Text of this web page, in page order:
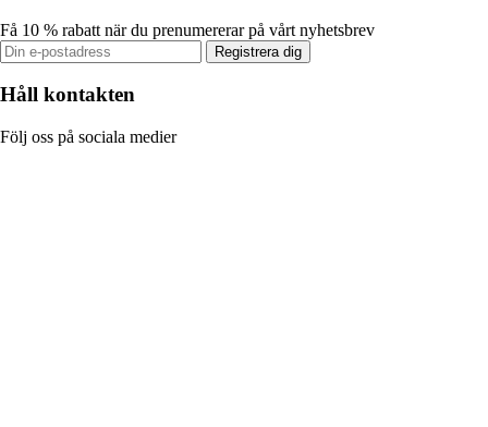
Få 10 % rabatt när du prenumererar på vårt nyhetsbrev
Registrera dig
Håll kontakten
Följ oss på sociala medier